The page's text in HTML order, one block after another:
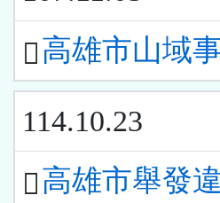
高雄市山域
114.10.23
高雄市舉發